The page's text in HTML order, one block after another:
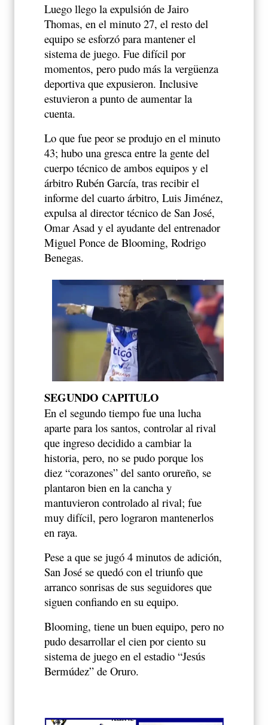
Luego llego la expulsión de Jairo
Thomas, en el minuto 27, el resto del
equipo se esforzó para mantener el
sistema de juego. Fue difícil por
momentos, pero pudo más la vergüenza
deportiva que expusieron. Inclusive
estuvieron a punto de aumentar la
cuenta.
Lo que fue peor se produjo en el minuto
43; hubo una gresca entre la gente del
cuerpo técnico de ambos equipos y el
árbitro Rubén García, tras recibir el
informe del cuarto árbitro, Luis Jiménez,
expulsa al director técnico de San José,
Omar Asad y el ayudante del entrenador
Miguel Ponce de Blooming, Rodrigo
Benegas.
SEGUNDO CAPITULO
En el segundo tiempo fue una lucha
aparte para los santos, controlar al rival
que ingreso decidido a cambiar la
historia, pero, no se pudo porque los
diez “corazones” del santo orureño, se
plantaron bien en la cancha y
mantuvieron controlado al rival; fue
muy difícil, pero lograron mantenerlos
en raya.
Pese a que se jugó 4 minutos de adición,
San José se quedó con el triunfo que
arranco sonrisas de sus seguidores que
siguen confiando en su equipo.
Blooming, tiene un buen equipo, pero no
pudo desarrollar el cien por ciento su
sistema de juego en el estadio “Jesús
Bermúdez” de Oruro.